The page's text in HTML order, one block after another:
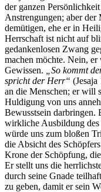
der ganzen
Anstrengungen; aber der
demütigen, ehe er in
Herrschaft ist nicht auf
gedankenlosen Zwang
machen möchte. Nein,
Gewissen.
„So kommt
spricht der Herr“
an die Menschen; er will
Huldigung von uns
Bewusstsein darbringen.
wirkliche Ausbildung des
würde uns zum bloßen
die Absicht des
Krone der Schöpfung,
Er stellt uns die
durch seine Gnade
zu geben, damit er sein